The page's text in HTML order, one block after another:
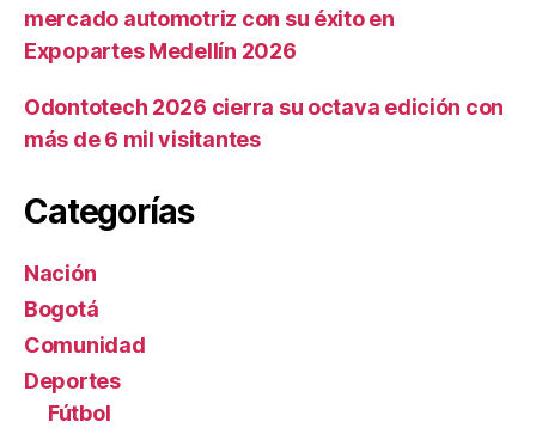
mercado automotriz con su éxito en
Expopartes Medellín 2026
Odontotech 2026 cierra su octava edición con
más de 6 mil visitantes
Categorías
Nación
Bogotá
Comunidad
Deportes
Fútbol